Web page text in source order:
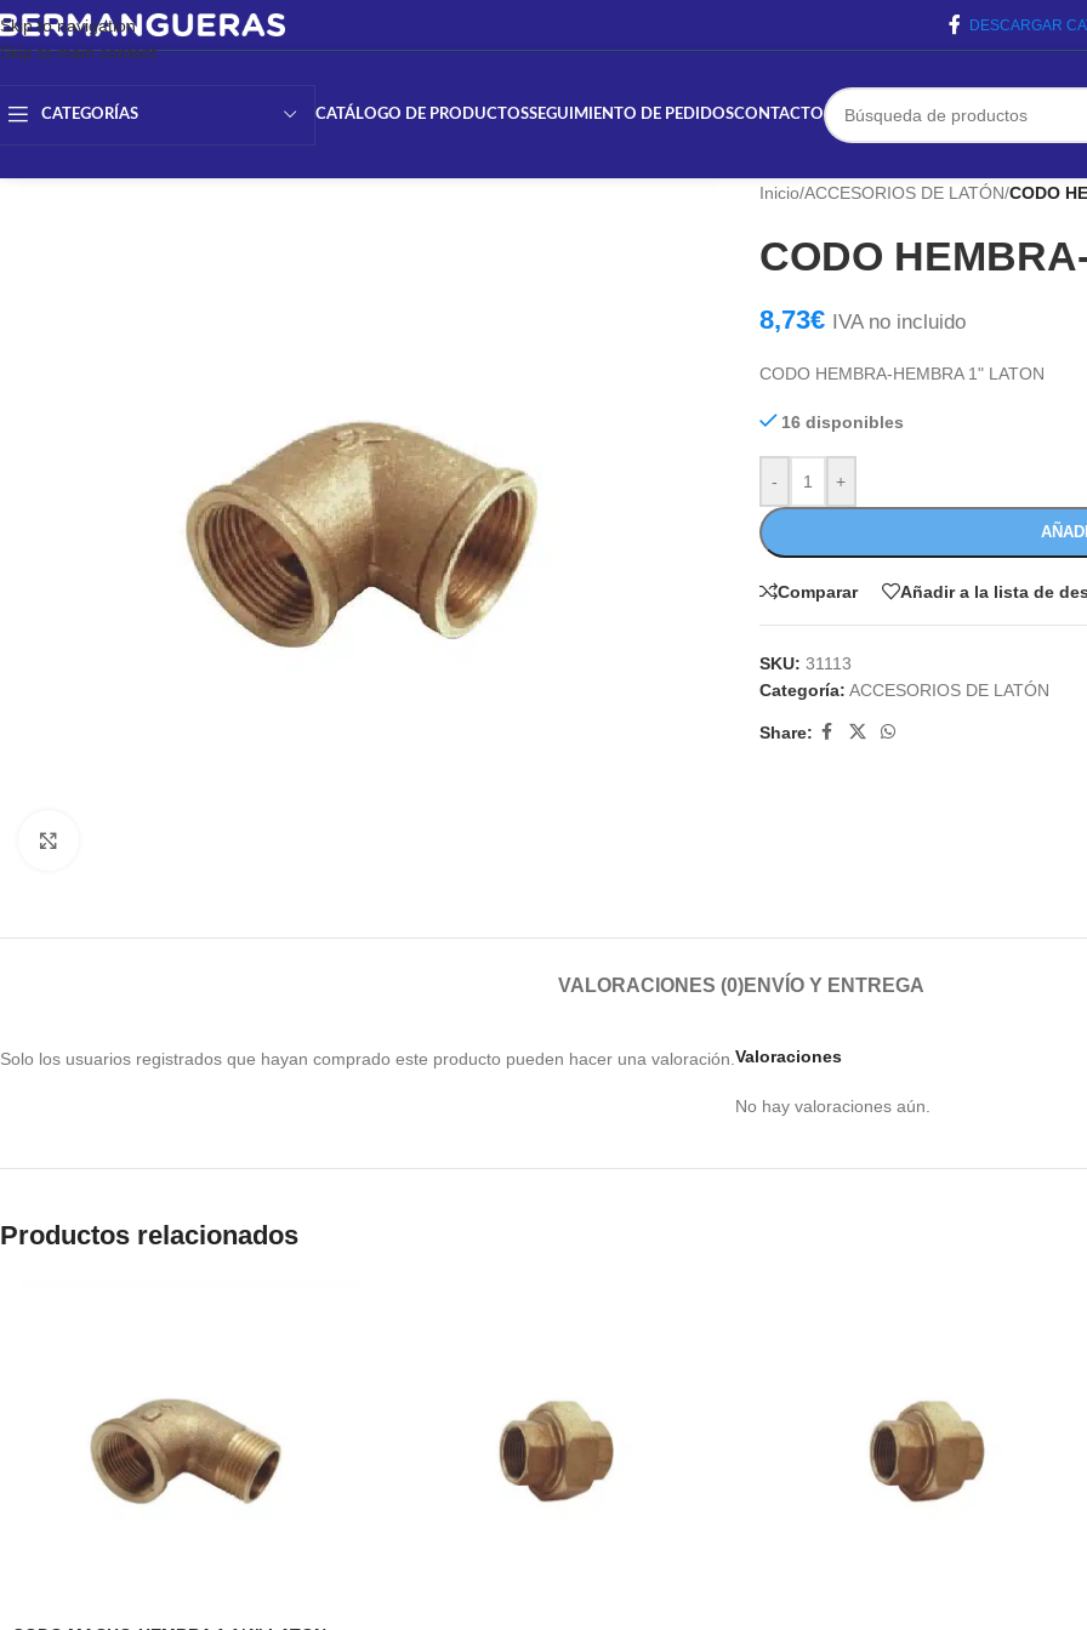
Skip to navigation
Skip to main content
DESCARGAR
CATEGORÍAS CATÁLOGO DE PRODUCTOSSEGUIMIENTO DE PEDIDOSCONTACTO
Inicio/ACCESORIOS DE LATÓN/CODO
CODO
8,73€ IVA no incluido
CODO HEMBRA-HEMBRA 1" LATON
16 disponibles
- +
Comparar Añadir a la lista de
SKU: 31113
Categoría: ACCESORIOS DE LATÓN
Share:
VALORACIONES (0)ENVÍO Y ENTREGA
Valoraciones
No hay valoraciones aún.
Solo los usuarios registrados que hayan comprado este producto pueden hacer una valoración.
Productos relacionados